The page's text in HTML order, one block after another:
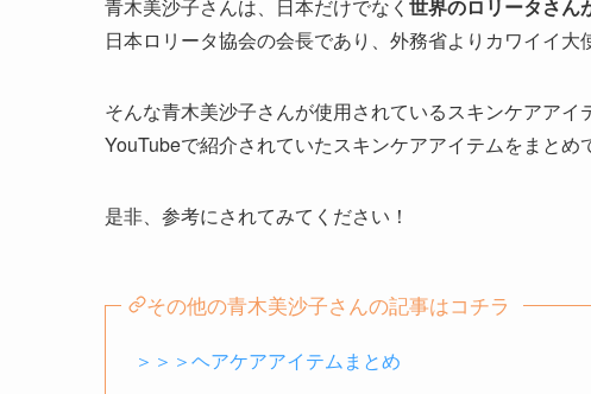
青木美沙子さんは、日本だけでなく 世界のロリータさん
日本ロリータ協会の会長であり、外務省よりカワイイ大
そんな青木美沙子さんが使用されているスキンケアアイ
YouTubeで紹介されていたスキンケアアイテムをまとめ
是非、参考にされてみてください！
その他の青木美沙子さんの記事はコチラ
＞＞＞ヘアケアアイテムまとめ